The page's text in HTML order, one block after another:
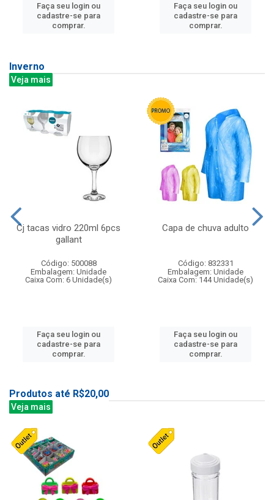
Faça seu login ou
cadastre-se para
comprar.
Faça seu login ou
cadastre-se para
comprar.
Inverno
Veja mais
Cj tacas vidro 220ml 6pcs
gallant
Código: 500088
Embalagem: Unidade
Caixa Com: 6 Unidade(s)
Faça seu login ou
cadastre-se para
comprar.
Capa de chuva adulto
Código: 832331
Embalagem: Unidade
Caixa Com: 144 Unidade(s)
Faça seu login ou
cadastre-se para
comprar.
Produtos até R$20,00
Veja mais